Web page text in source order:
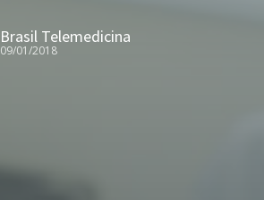
Brasil Telemedicina
09/01/2018